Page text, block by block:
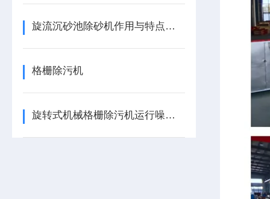
旋流沉砂池除砂机作用与特点有哪些
格栅除污机
旋转式机械格栅除污机运行噪音大详细分解